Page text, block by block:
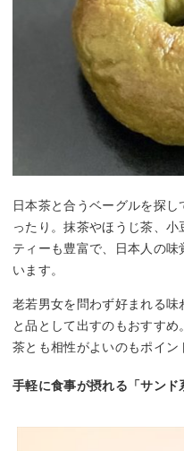
日本茶と合うベーグルを探
ったり。抹茶やほうじ茶、
ティーも豊富で、日本人の
います。
老若男女を問わず好まれる
と品として出すのもおすす
茶とも相性がよいのもポイン
手軽に食事が摂れる「サンド